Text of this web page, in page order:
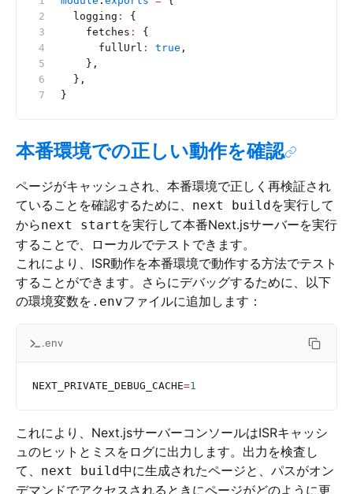
  logging
:
{
    fetches
:
{
      fullUrl
: true ,
    },
  },
}
本番環境での正しい動作を確認
ページがキャッシュされ、本番環境で正しく再検証され
ていることを確認するために、 next buildを実行して
からnext start を実行して本番Next.jsサーバーを実行
することで、ローカルでテストできます。
これにより、ISR動作を本番環境で動作する方法でテスト
することができます。さらにデバッグするために、以下
の環境変数を .envファイルに追加します：
.env
NEXT_PRIVATE_DEBUG_CACHE=1
これにより、Next.jsサーバーコンソールはISRキャッシ
ュのヒットとミスをログに出力します。出力を検査し
て、 next build中に生成されたページと、パスがオン
デマンドでアクセスされるときにページがどのように更